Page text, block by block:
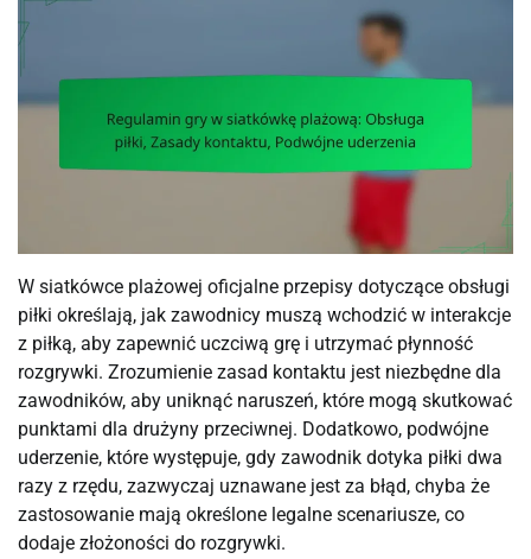
W siatkówce plażowej oficjalne przepisy dotyczące obsługi
piłki określają, jak zawodnicy muszą wchodzić w interakcje
z piłką, aby zapewnić uczciwą grę i utrzymać płynność
rozgrywki. Zrozumienie zasad kontaktu jest niezbędne dla
zawodników, aby uniknąć naruszeń, które mogą skutkować
punktami dla drużyny przeciwnej. Dodatkowo, podwójne
uderzenie, które występuje, gdy zawodnik dotyka piłki dwa
razy z rzędu, zazwyczaj uznawane jest za błąd, chyba że
zastosowanie mają określone legalne scenariusze, co
dodaje złożoności do rozgrywki.